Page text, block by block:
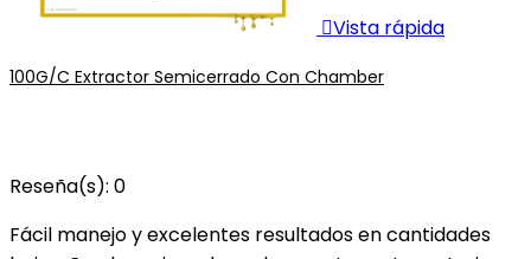
Vista rápida
100G/C Extractor Semicerrado Con Chamber
Reseña(s): 0
Fácil manejo y excelentes resultados en cantidades